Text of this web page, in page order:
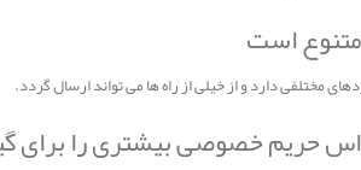
است
مختلفی دارد و از خیلی از راه ها می تواند ارسال گردد.
حریم خصوصی بیشتری را برای